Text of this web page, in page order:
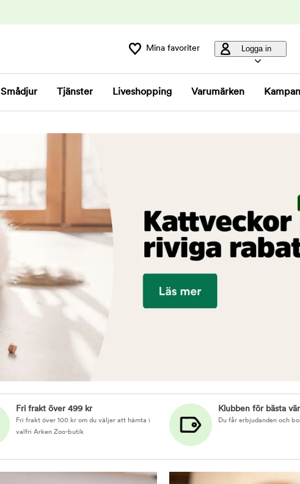
Mina favoriter Logga in
Smådjur Tjänster Liveshopping Varumärken
Fri frakt över 499 kr
Fri frakt över 100 kr om du väljer att hämta i
valfri Arken Zoo-butik
Klubben för bästa
Du får erbjudanden och